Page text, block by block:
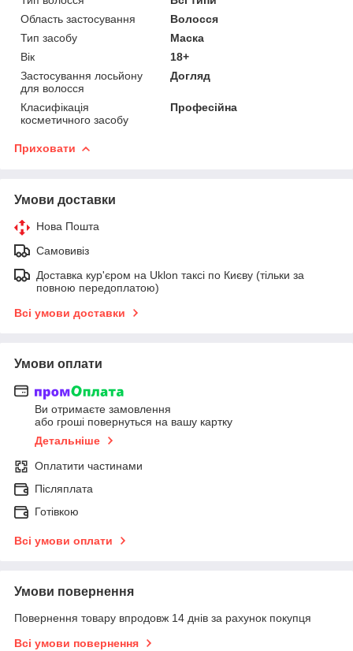
Область застосування
Волосся
Тип засобу
Маска
Вік
18+
Застосування лосьйону
для волосся
Догляд
Класифікація
косметичного засобу
Професійна
Приховати
Умови доставки
Нова Пошта
Самовивіз
Доставка кур'єром на Uklon таксі по Києву (тільки за
повною передоплатою)
Всі умови доставки
Умови оплати
Ви отримаєте замовлення
або гроші повернуться на вашу картку
Детальніше
Оплатити частинами
Післяплата
Готівкою
Всі умови оплати
Умови повернення
Повернення товару впродовж 14 днів за рахунок покупця
Всі умови повернення